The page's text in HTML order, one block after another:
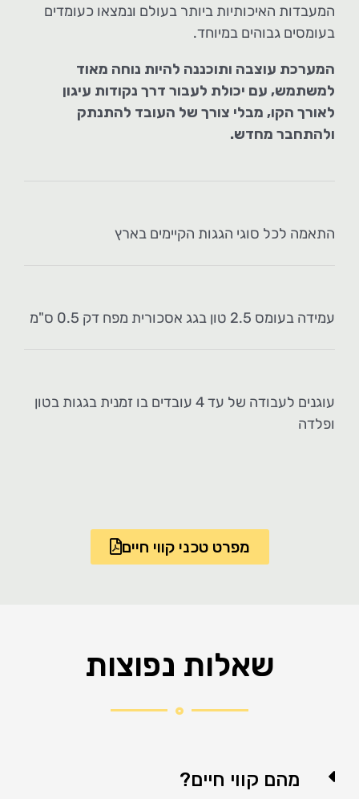
המעבדות האיכותיות ביותר בעולם ונמצאו כעומדים
בעומסים גבוהים במיוחד.
המערכת עוצבה ותוכננה להיות נוחה מאוד
למשתמש, עם יכולת לעבור דרך נקודות עיגון
לאורך הקו, מבלי צורך של העובד להתנתק
ולהתחבר מחדש.
התאמה לכל סוגי הגגות הקיימים בארץ
עמידה בעומס 2.5 טון בגג אסכורית מפח דק 0.5 ס"מ
עוגנים לעבודה של עד 4 עובדים בו זמנית בגגות בטון
ופלדה
מפרט טכני קווי חיים
שאלות נפוצות
מהם קווי חיים?